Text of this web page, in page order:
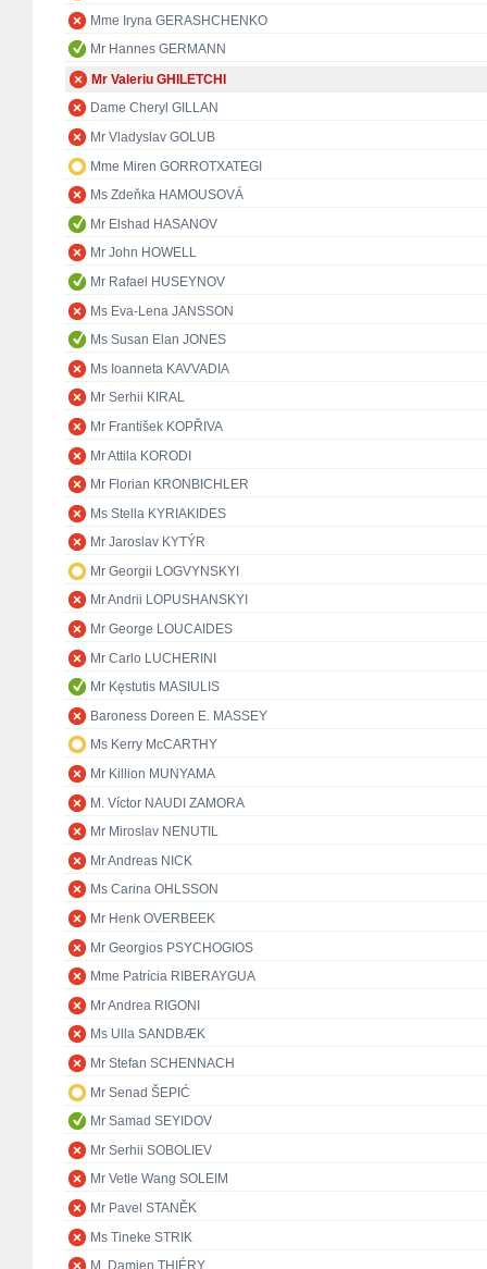
Mme Iryna GERASHCHENKO
Mr Hannes GERMANN
Mr Valeriu GHILETCHI
Dame Cheryl GILLAN
Mr Vladyslav GOLUB
Mme Miren GORROTXATEGI
Ms Zdeňka HAMOUSOVÁ
Mr Elshad HASANOV
Mr John HOWELL
Mr Rafael HUSEYNOV
Ms Eva-Lena JANSSON
Ms Susan Elan JONES
Ms Ioanneta KAVVADIA
Mr Serhii KIRAL
Mr František KOPŘIVA
Mr Attila KORODI
Mr Florian KRONBICHLER
Ms Stella KYRIAKIDES
Mr Jaroslav KYTÝR
Mr Georgii LOGVYNSKYI
Mr Andrii LOPUSHANSKYI
Mr George LOUCAIDES
Mr Carlo LUCHERINI
Mr Kęstutis MASIULIS
Baroness Doreen E. MASSEY
Ms Kerry McCARTHY
Mr Killion MUNYAMA
M. Víctor NAUDI ZAMORA
Mr Miroslav NENUTIL
Mr Andreas NICK
Ms Carina OHLSSON
Mr Henk OVERBEEK
Mr Georgios PSYCHOGIOS
Mme Patrícia RIBERAYGUA
Mr Andrea RIGONI
Ms Ulla SANDBÆK
Mr Stefan SCHENNACH
Mr Senad ŠEPIĆ
Mr Samad SEYIDOV
Mr Serhii SOBOLIEV
Mr Vetle Wang SOLEIM
Mr Pavel STANĚK
Ms Tineke STRIK
M. Damien THIÉRY